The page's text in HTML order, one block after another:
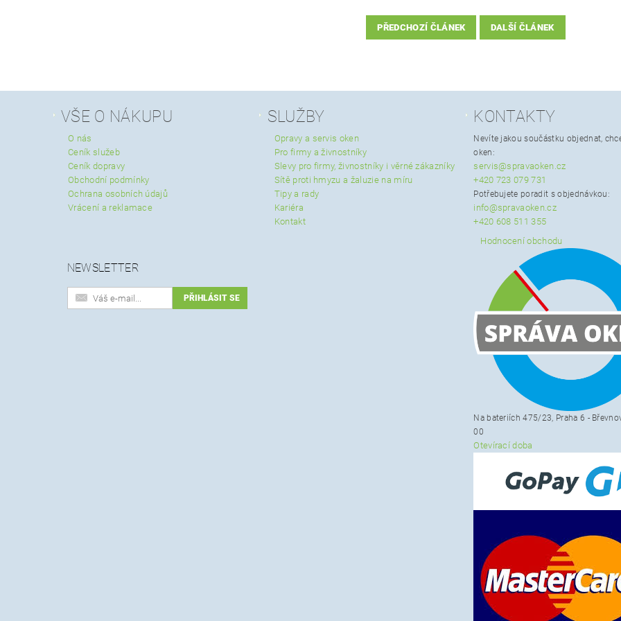
PŘEDCHOZÍ ČLÁNEK DALŠÍ ČLÁNEK
VŠE O NÁKUPU
O nás
Ceník služeb
Ceník dopravy
Obchodní podmínky
Ochrana osobních údajů
Vrácení a reklamace
SLUŽBY
Opravy a servis oken
Pro firmy a živnostníky
Slevy pro firmy, živnostníky i věrné zákazníky
Sítě proti hmyzu a žaluzie na míru
Tipy a rady
Kariéra
Kontakt
KONTAKTY
Nevíte jakou součástku objednat,
oken:
servis@spravaoken.cz
+420 723 079 731
Potřebujete poradit s objednávkou:
info@spravaoken.cz
+420 608 511 355
Hodnocení obchodu
NEWSLETTER
Na bateriích 475/23, Praha 6 -
00
Otevírací doba